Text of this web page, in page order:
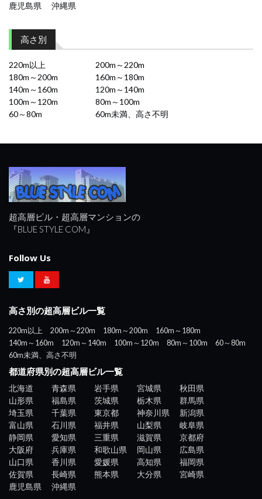
鹿児島県
沖縄県
高さ別
220m以上
200m～220m
180m～200m
160m～180m
140m～160m
120m～140m
100m～120m
80m～100m
60～80m
60m未満、高さ不明
超高層ビル・超高層マンションの
『BLUE STYLE COM』
Follow Us
高さ別の超高層ビル一覧
220m以上 200m～220m 180m～200m
160m～180m
140m～160m
120m～140m 100m～120m 80m～100m
60～80m
60m未満、高さ不明
都道府県別の超高層ビル一覧
北海道 青森県 岩手県 宮城県
秋田県
山形県
福島県 茨城県 栃木県
群馬県
埼玉県
千葉県 東京都 神奈川県
新潟県
富山県
石川県 福井県 山梨県
岐阜県
静岡県
愛知県 三重県 滋賀県
京都府
大阪府
兵庫県 和歌山県 岡山県
広島県
山口県
香川県 愛媛県 高知県
福岡県
佐賀県
長崎県 熊本県 大分県
宮崎県
鹿児島県
沖縄県